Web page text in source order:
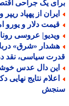
یک جراحی
از پهپاد ریپر
دلار و یورو امروز یکشنبه
عروسی
«شرق» درباره
سیاسی، نقد
دال عدس خوشمزه